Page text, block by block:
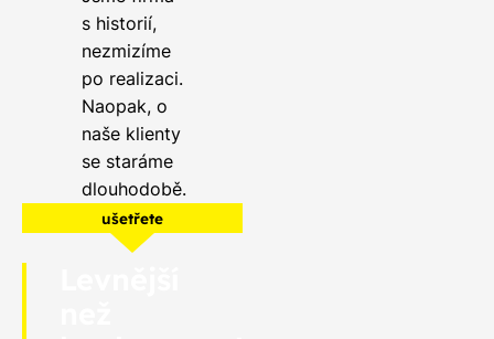
s historií,
nezmizíme
po realizaci.
Naopak, o
naše klienty
se staráme
dlouhodobě.
ušetřete